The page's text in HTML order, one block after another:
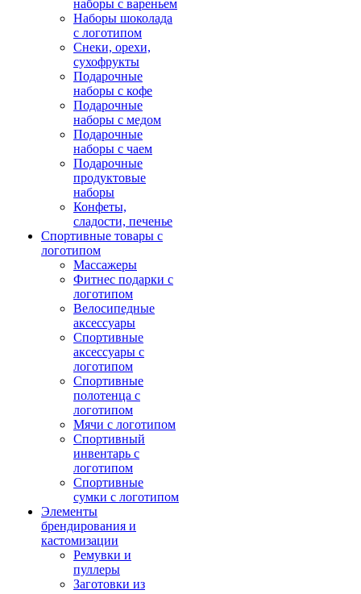
наборы с вареньем
Наборы шоколада
с логотипом
Снеки, орехи,
сухофрукты
Подарочные
наборы с кофе
Подарочные
наборы с медом
Подарочные
наборы с чаем
Подарочные
продуктовые
наборы
Конфеты,
сладости, печенье
Спортивные товары с
логотипом
Массажеры
Фитнес подарки с
логотипом
Велосипедные
аксессуары
Спортивные
аксессуары с
логотипом
Спортивные
полотенца с
логотипом
Мячи с логотипом
Спортивный
инвентарь с
логотипом
Спортивные
сумки с логотипом
Элементы
брендирования и
кастомизации
Ремувки и
пуллеры
Заготовки из